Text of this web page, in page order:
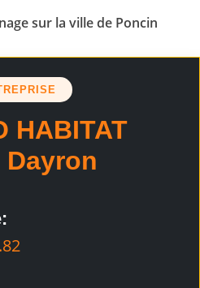
sur la ville de Poncin
HABITAT
Dayron